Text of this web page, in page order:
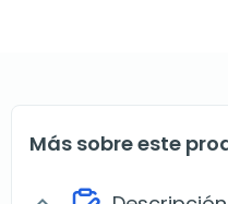
Más sobre este